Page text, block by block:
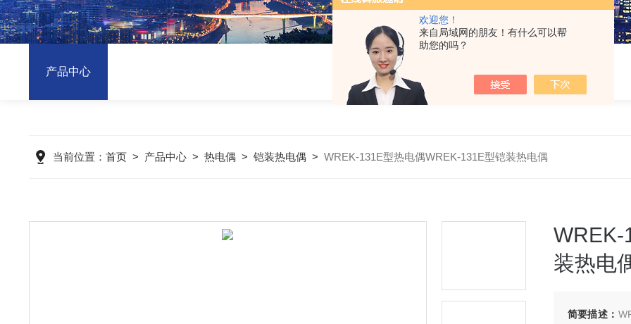
欢迎您！
来自局域网的朋友！有什么可以帮
助您的吗？
产品中心
当前位置： 首页> 产品中心> 热电偶> 铠装热电偶> WREK-131E型热电偶WREK-131E型铠装热电偶
装热电
简要描述：